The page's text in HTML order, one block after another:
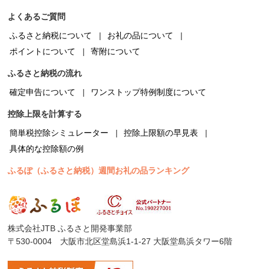
よくあるご質問
ふるさと納税について
お礼の品について
ポイントについて
寄附について
ふるさと納税の流れ
確定申告について
ワンストップ特例制度について
控除上限を計算する
簡単税控除シミュレーター
控除上限額の早見表
具体的な控除額の例
ふるぽ（ふるさと納税）週間お礼の品ランキング
株式会社JTB ふるさと開発事業部
〒530-0004 大阪市北区堂島浜1-1-27 大阪堂島浜タワー6階